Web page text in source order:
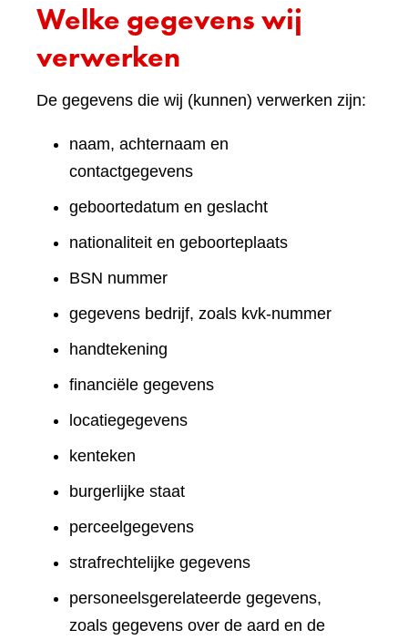
Welke gegevens wij
verwerken
De gegevens die wij (kunnen) verwerken zijn:
naam, achternaam en
contactgegevens
geboortedatum en geslacht
nationaliteit en geboorteplaats
BSN nummer
gegevens bedrijf, zoals kvk-nummer
handtekening
financiële gegevens
locatiegegevens
kenteken
burgerlijke staat
perceelgegevens
strafrechtelijke gegevens
personeelsgerelateerde gegevens,
zoals gegevens over de aard en de